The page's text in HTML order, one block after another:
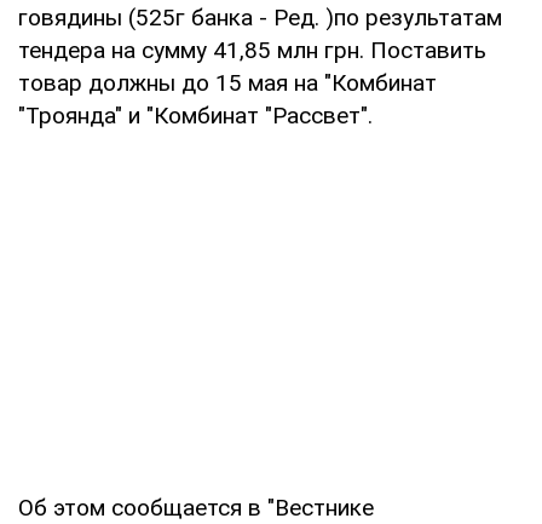
говядины (525г банка - Ред. )по результатам
тендера на сумму 41,85 млн грн. Поставить
товар должны до 15 мая на "Комбинат
"Троянда" и "Комбинат "Рассвет".
Об этом сообщается в "Вестнике